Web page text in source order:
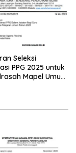
Seleksi
PPG 2025 untuk
Mapel Umum